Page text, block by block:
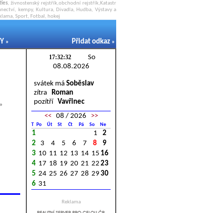
, živnostenský rejstřík,obchodní rejstřík,Katastr
kempy, Kultura, Divadla, Hudba, Výstavy a
Sport, Fotbal, hokej
» Přidat odkaz »
»
So
08.08.2026
svátek má Soběslav
zítra Roman
pozítří Vavřinec
<<08 / 2026 >>
T Po Út St Čt Pá So Ne
1 1
2
2
3 4 5 6 7 8
9
3 10 11 12 13 14 15 16
4 17 18 19 20 21 22 23
5 24 25 26 27 28 29 30
6 31
Reklama